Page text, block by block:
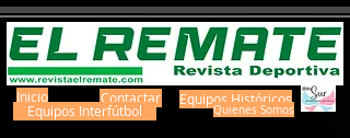
Inicio Contactar
Equipos Interfútbol
Equipos Históricos
Quienes Somos